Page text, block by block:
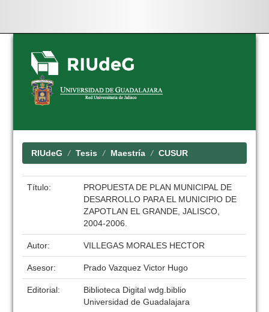
Skip
navigation
RIUdeG Tesis Maestría CUSUR
Título:
PROPUESTA DE PLAN MUNICIPAL DE
DESARROLLO PARA EL MUNICIPIO DE
ZAPOTLAN EL GRANDE, JALISCO,
2004-2006.
Autor: VILLEGAS MORALES HECTOR
Asesor: Prado Vazquez Victor Hugo
Editorial:
Biblioteca Digital wdg.biblio
Universidad de Guadalajara